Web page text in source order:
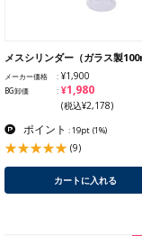
メスシリンダー（ガラス製
メーカー価格 ¥1,900
BG卸価 ¥1,980
(税込¥2,178)
ポイント : 19pt (1%)
(9)
カートに入れる